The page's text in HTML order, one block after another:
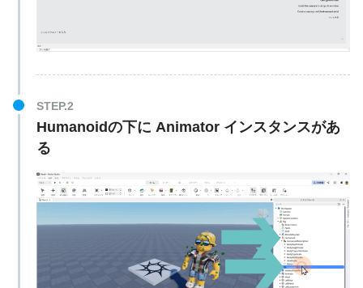
STEP.2
Humanoidの下に Animator インスタンスがあ
る